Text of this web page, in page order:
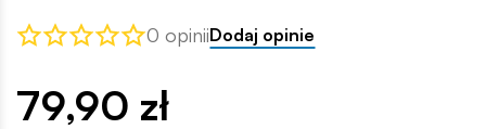
0 opiniiDodaj opinie
79,90 zł